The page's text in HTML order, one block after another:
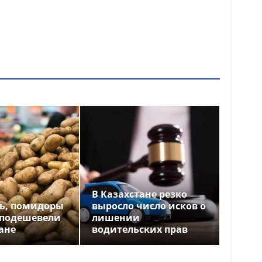
помидоры
В Казахстане резко
выросло число исков о
лишении
водительских прав